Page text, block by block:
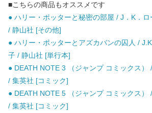
■こちらの商品もオススメです
● ハリー・ポッターと秘密の部屋 / J．K．
/ 静山社 [その他]
● ハリー・ポッターとアズカバンの囚人 /
子 / 静山社 [単行本]
● DEATH NOTE 3 （ジャンプ コミックス）
/ 集英社 [コミック]
● DEATH NOTE 5 （ジャンプ コミックス）
/ 集英社 [コミック]